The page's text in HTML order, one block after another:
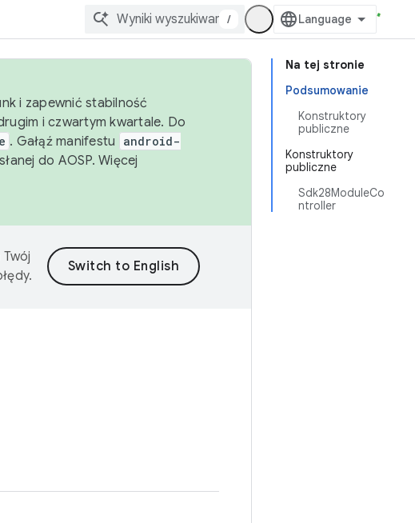
/
Na tej stronie
Podsumowanie
Konstruktory
publiczne
Konstruktory
publiczne
Sdk28ModuleCo
ntroller
i zapewnić stabilność
i czwartym kwartale. Do
. Gałąź manifestu
android-
do AOSP. Więcej